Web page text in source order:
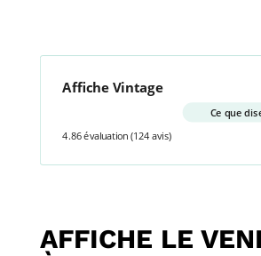
Affiche Vintage
Ce que
4.86 évaluation (124 avis)
AFFICHE LE